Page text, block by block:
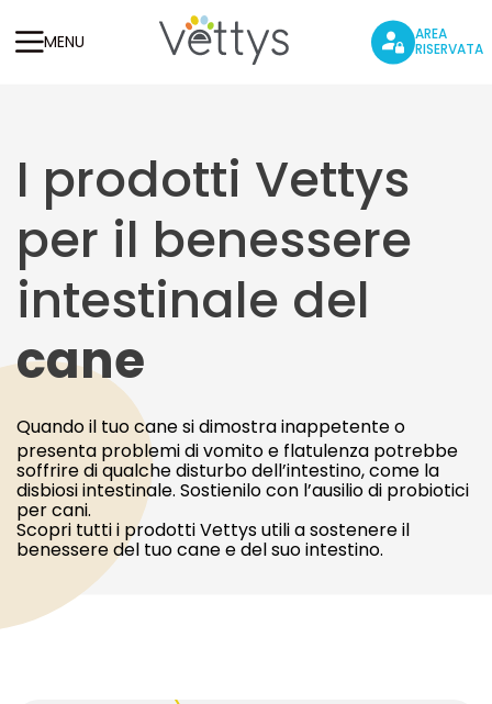
MENU
AREA
RISERVATA
I prodotti Vettys
per il benessere
intestinale del
cane
Quando il tuo cane si dimostra inappetente o
presenta problemi di vomito e flatulenza potrebbe
soffrire di qualche disturbo dell’intestino, come la
disbiosi intestinale. Sostienilo con l’ausilio di probiotici
per cani.
Scopri tutti i prodotti Vettys utili a sostenere il
benessere del tuo cane e del suo intestino.